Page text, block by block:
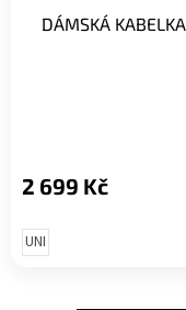
DÁMSKÁ
2 699 Kč
UNI